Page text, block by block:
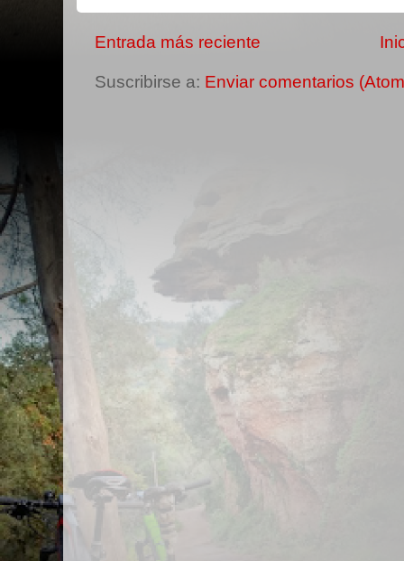
Entrada más reciente
Suscribirse a: Enviar comentarios